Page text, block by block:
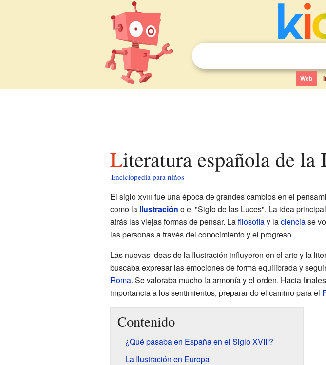
Web
Literatura española de
Enciclopedia para niños
El sigloxviii fue una época de grandes cambios en el
como la Ilustración o el "Siglo de las Luces". La idea
atrás las viejas formas de pensar. Lafilosofíay lacienciase
las personas a través del conocimiento y el progreso.
Las nuevas ideas de la Ilustración influyeron en el arte y la
buscaba expresar las emociones de forma equilibrada y
Roma. Se valoraba mucho la armonía y el orden. Hacia
importancia a los sentimientos, preparando el camino para el
Contenido
¿Qué pasaba en España en el Siglo XVIII?
La Ilustración en Europa